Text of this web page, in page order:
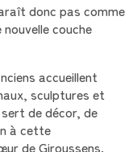
donc pas comme
couche
accueillent
sculptures et
de décor, de
à cette
de Giroussens.